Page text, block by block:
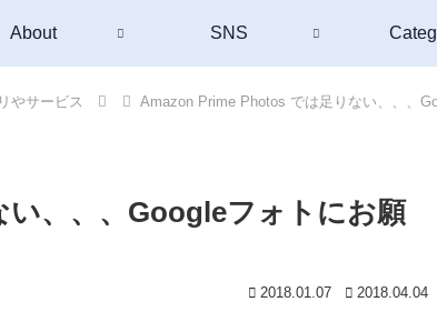
About SNS
やサービス Amazon Prime Photos では足りない、、、
、、、Googleフォトにお願
2018.01.07 2018.04.04